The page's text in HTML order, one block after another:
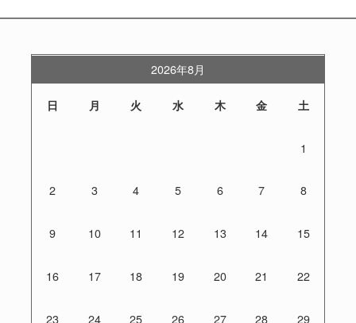
2026年8月
日 月 火 水 木 金 土
1
2 3 4 5 6 7 8
9 10 11 12 13 14 15
16 17 18 19 20 21 22
23 24 25 26 27 28 29